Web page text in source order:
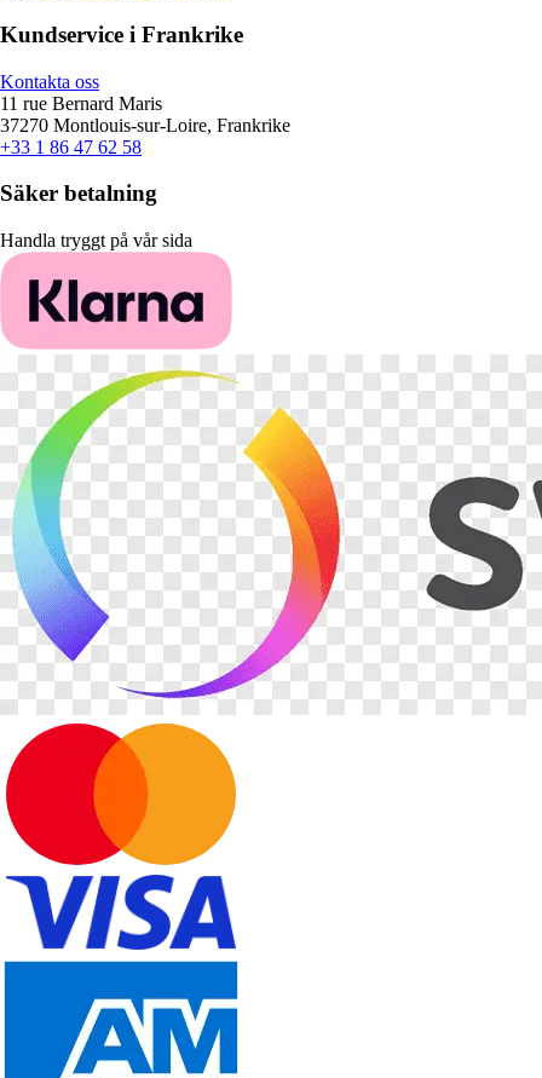
Kundservice i Frankrike
Kontakta oss
11 rue Bernard Maris
37270 Montlouis-sur-Loire, Frankrike
+33 1 86 47 62 58
Säker betalning
Handla tryggt på vår sida